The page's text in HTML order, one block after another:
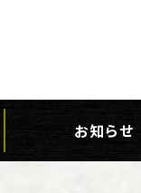
お知らせ